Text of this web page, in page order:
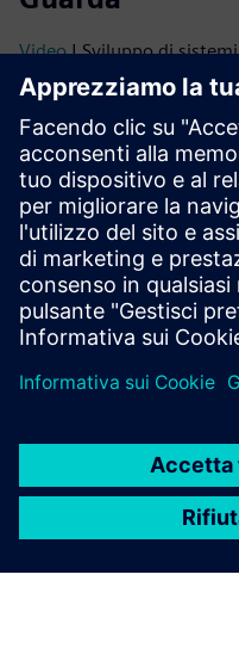
Video| Sviluppo di sistemi
Video | Documentazione
Ascolta
Podcast | L'automazione
Model Based Matters
elettronica – Model Based
Leggi
Opuscolo| Implementare
di ingegneria dei cablaggi